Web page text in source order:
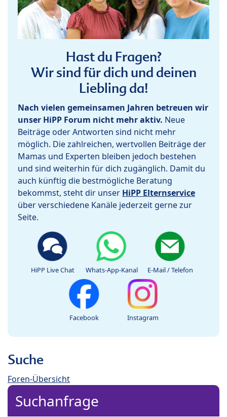
Hast du Fragen?
Wir sind für dich und deinen
Liebling da!
Nach vielen gemeinsamen Jahren betreuen wir
unser HiPP Forum nicht mehr aktiv. Neue
Beiträge oder Antworten sind nicht mehr
möglich. Die zahlreichen, wertvollen Beiträge der
Mamas und Experten bleiben jedoch bestehen
und sind weiterhin für dich zugänglich. Damit du
auch künftig die bestmögliche Beratung
bekommst, steht dir unser HiPP Elternservice
über verschiedene Kanäle jederzeit gerne zur
Seite.
HiPP Live Chat Whats-App-Kanal E-Mail / Telefon
Facebook Instagram
Suche
Foren-Übersicht
Suchanfrage